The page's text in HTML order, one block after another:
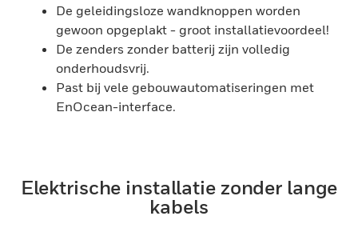
De geleidingsloze wandknoppen worden
gewoon opgeplakt - groot installatievoordeel!
De zenders zonder batterij zijn volledig
onderhoudsvrij.
Past bij vele gebouwautomatiseringen met
EnOcean-interface.
Elektrische installatie zonder lange
kabels